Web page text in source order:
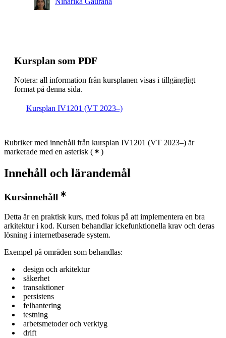
Kursplan som PDF
Notera: all information från kursplanen visas i tillgängligt
format på denna sida.
Kursplan IV1201 (VT 2023–)
Rubriker med innehåll från kursplan IV1201 (VT 2023–) är
markerade med en asterisk ( )
Innehåll och lärandemål
Kursinnehåll
Detta är en praktisk kurs, med fokus på att implementera en bra
arkitektur i kod. Kursen behandlar ickefunktionella krav och deras
lösning i internetbaserade system.
Exempel på områden som behandlas:
design och arkitektur
säkerhet
transaktioner
persistens
felhantering
testning
arbetsmetoder och verktyg
drift